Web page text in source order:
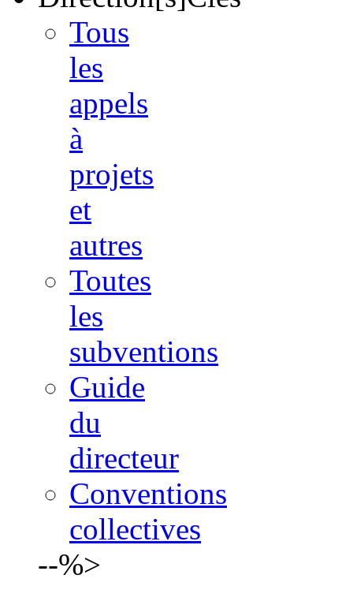
Tous
les
appels
à
projets
et
autres
Toutes
les
subventions
Guide
du
directeur
Conventions
collectives
--%>